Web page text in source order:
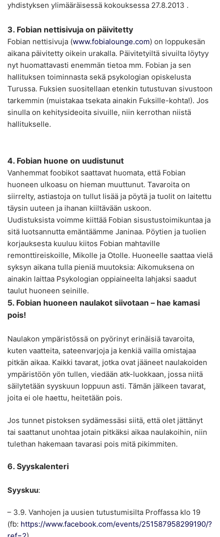
yhdistyksen ylimääräisessä kokouksessa 27.8.2013 .
3. Fobian nettisivuja on päivitetty
Fobian nettisivuja (www.fobialounge.com) on loppukesän
aikana päivitetty oikein urakalla. Päivitetyiltä sivuilta löytyy
nyt huomattavasti enemmän tietoa mm. Fobian ja sen
hallituksen toiminnasta sekä psykologian opiskelusta
Turussa. Fuksien suositellaan etenkin tutustuvan sivustoon
tarkemmin (muistakaa tsekata ainakin Fuksille-kohta!). Jos
sinulla on kehitysideoita sivuille, niin kerrothan niistä
hallitukselle.
4. Fobian huone on uudistunut
Vanhemmat foobikot saattavat huomata, että Fobian
huoneen ulkoasu on hieman muuttunut. Tavaroita on
siirrelty, astiastoja on tullut lisää ja pöytä ja tuolit on laitettu
täysin uuteen ja ihanan kiiltävään uskoon.
Uudistuksista voimme kiittää Fobian sisustustoimikuntaa ja
sitä luotsannutta emäntäämme Janinaa. Pöytien ja tuolien
korjauksesta kuuluu kiitos Fobian mahtaville
remonttireiskoille, Mikolle ja Otolle. Huoneelle saattaa vielä
syksyn aikana tulla pieniä muutoksia: Aikomuksena on
ainakin laittaa Psykologian oppiaineelta lahjaksi saadut
taulut huoneen seinille.
5. Fobian huoneen naulakot siivotaan – hae kamasi
pois!
Naulakon ympäristössä on pyörinyt erinäisiä tavaroita,
kuten vaatteita, sateenvarjoja ja kenkiä vailla omistajaa
pitkän aikaa. Kaikki tavarat, jotka ovat jääneet naulakoiden
ympäristöön yön tullen, viedään atk-luokkaan, jossa niitä
säilytetään syyskuun loppuun asti. Tämän jälkeen tavarat,
joita ei ole haettu, heitetään pois.
Jos tunnet pistoksen sydämessäsi siitä, että olet jättänyt
tai saattanut unohtaa jotain pitkäksi aikaa naulakoihin, niin
tulethan hakemaan tavarasi pois mitä pikimmiten.
6. Syyskalenteri
Syyskuu:
– 3.9. Vanhojen ja uusien tutustumisilta Proffassa klo 19
(fb: https://www.facebook.com/events/251587958299190/?